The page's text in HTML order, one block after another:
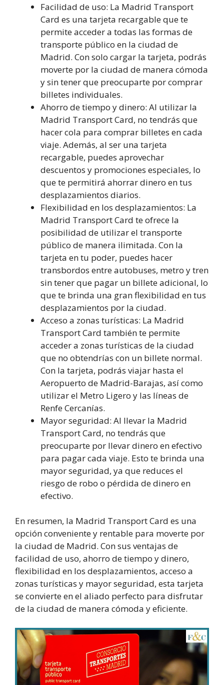
Facilidad de uso: La Madrid Transport
Card es una tarjeta recargable que te
permite acceder a todas las formas de
transporte público en la ciudad de
Madrid. Con solo cargar la tarjeta, podrás
moverte por la ciudad de manera cómoda
y sin tener que preocuparte por comprar
billetes individuales.
Ahorro de tiempo y dinero: Al utilizar la
Madrid Transport Card, no tendrás que
hacer cola para comprar billetes en cada
viaje. Además, al ser una tarjeta
recargable, puedes aprovechar
descuentos y promociones especiales, lo
que te permitirá ahorrar dinero en tus
desplazamientos diarios.
Flexibilidad en los desplazamientos: La
Madrid Transport Card te ofrece la
posibilidad de utilizar el transporte
público de manera ilimitada. Con la
tarjeta en tu poder, puedes hacer
transbordos entre autobuses, metro y tren
sin tener que pagar un billete adicional, lo
que te brinda una gran flexibilidad en tus
desplazamientos por la ciudad.
Acceso a zonas turísticas: La Madrid
Transport Card también te permite
acceder a zonas turísticas de la ciudad
que no obtendrías con un billete normal.
Con la tarjeta, podrás viajar hasta el
Aeropuerto de Madrid-Barajas, así como
utilizar el Metro Ligero y las líneas de
Renfe Cercanías.
Mayor seguridad: Al llevar la Madrid
Transport Card, no tendrás que
preocuparte por llevar dinero en efectivo
para pagar cada viaje. Esto te brinda una
mayor seguridad, ya que reduces el
riesgo de robo o pérdida de dinero en
efectivo.
En resumen, la Madrid Transport Card es una
opción conveniente y rentable para moverte por
la ciudad de Madrid. Con sus ventajas de
facilidad de uso, ahorro de tiempo y dinero,
flexibilidad en los desplazamientos, acceso a
zonas turísticas y mayor seguridad, esta tarjeta
se convierte en el aliado perfecto para disfrutar
de la ciudad de manera cómoda y eficiente.